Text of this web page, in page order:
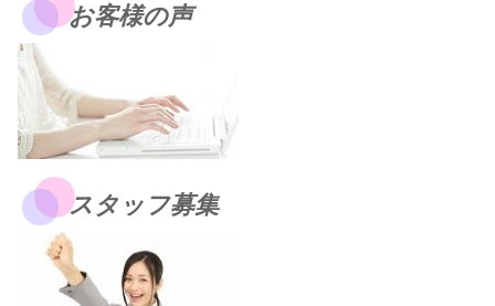
お客様の声
スタッフ募集